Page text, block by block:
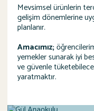
Mevsimsel ürünlerin
gelişim dönemlerine
planlanır.
Amacımız;
yemekler sunarak iyi
ve güvenle
yaratmaktır.